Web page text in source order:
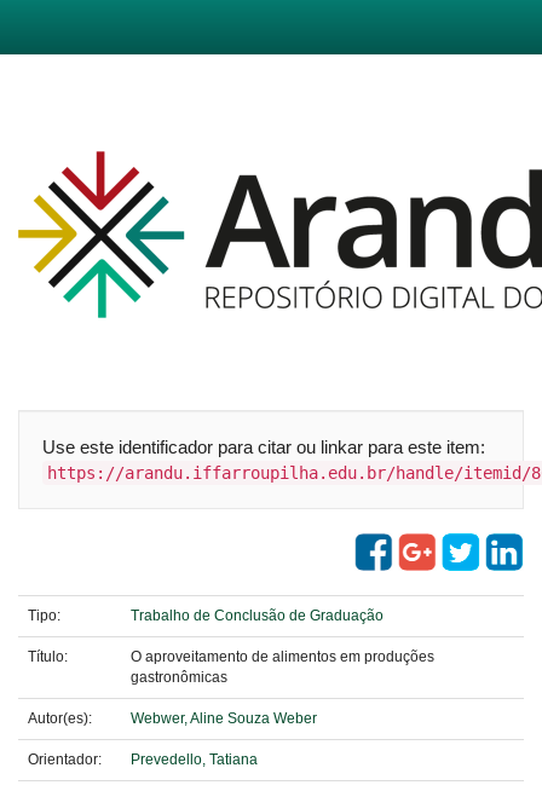
Use este identificador para citar ou linkar para este item:
https://arandu.iffarroupilha.edu.br/handle/itemid/
Tipo: Trabalho de Conclusão de Graduação
Título:
O aproveitamento de alimentos em produções
gastronômicas
Autor(es): Webwer, Aline Souza Weber
Orientador: Prevedello, Tatiana